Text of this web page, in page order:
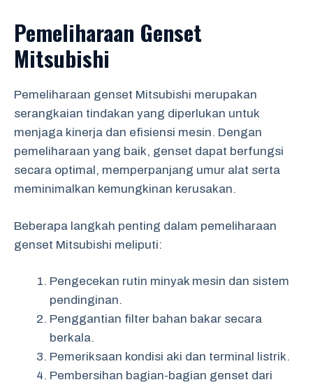
Pemeliharaan Genset
Mitsubishi
Pemeliharaan genset Mitsubishi merupakan
serangkaian tindakan yang diperlukan untuk
menjaga kinerja dan efisiensi mesin. Dengan
pemeliharaan yang baik, genset dapat berfungsi
secara optimal, memperpanjang umur alat serta
meminimalkan kemungkinan kerusakan.
Beberapa langkah penting dalam pemeliharaan
genset Mitsubishi meliputi:
Pengecekan rutin minyak mesin dan sistem
pendinginan.
Penggantian filter bahan bakar secara
berkala.
Pemeriksaan kondisi aki dan terminal listrik.
Pembersihan bagian-bagian genset dari